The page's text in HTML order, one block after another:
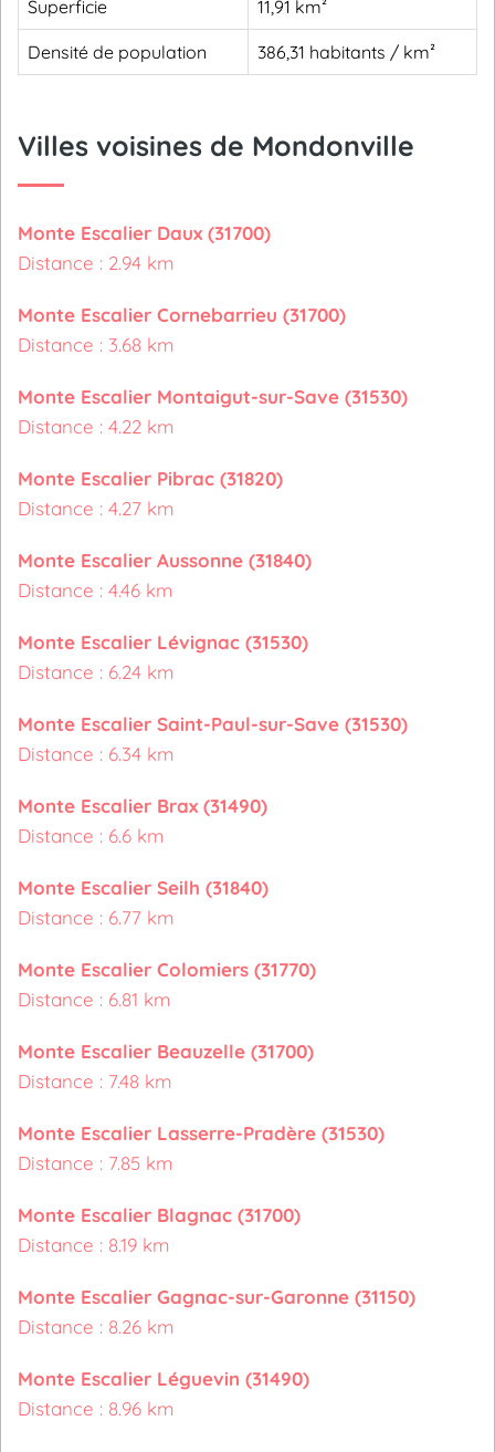
Superficie 11,91 km²
Densité de population 386,31 habitants / km²
Villes voisines de Mondonville
Monte Escalier Daux (31700)
Distance : 2.94 km
Monte Escalier Cornebarrieu (31700)
Distance : 3.68 km
Monte Escalier Montaigut-sur-Save (31530)
Distance : 4.22 km
Monte Escalier Pibrac (31820)
Distance : 4.27 km
Monte Escalier Aussonne (31840)
Distance : 4.46 km
Monte Escalier Lévignac (31530)
Distance : 6.24 km
Monte Escalier Saint-Paul-sur-Save (31530)
Distance : 6.34 km
Monte Escalier Brax (31490)
Distance : 6.6 km
Monte Escalier Seilh (31840)
Distance : 6.77 km
Monte Escalier Colomiers (31770)
Distance : 6.81 km
Monte Escalier Beauzelle (31700)
Distance : 7.48 km
Monte Escalier Lasserre-Pradère (31530)
Distance : 7.85 km
Monte Escalier Blagnac (31700)
Distance : 8.19 km
Monte Escalier Gagnac-sur-Garonne (31150)
Distance : 8.26 km
Monte Escalier Léguevin (31490)
Distance : 8.96 km